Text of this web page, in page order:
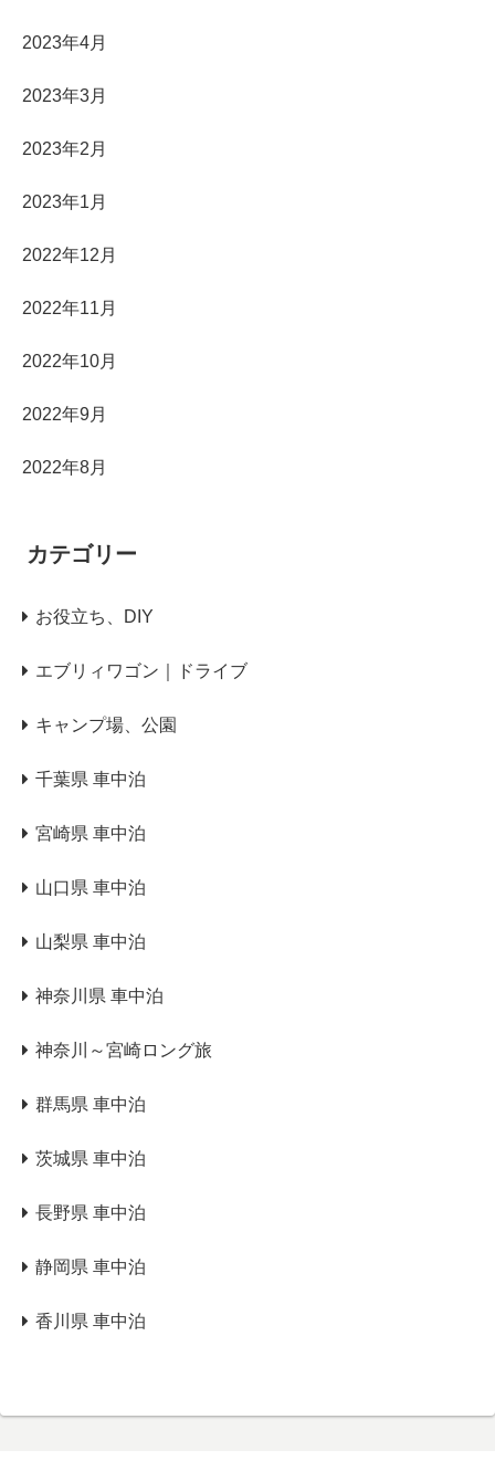
2023年4月
2023年3月
2023年2月
2023年1月
2022年12月
2022年11月
2022年10月
2022年9月
2022年8月
カテゴリー
お役立ち、DIY
エブリィワゴン｜ドライブ
キャンプ場、公園
千葉県 車中泊
宮崎県 車中泊
山口県 車中泊
山梨県 車中泊
神奈川県 車中泊
神奈川～宮崎ロング旅
群馬県 車中泊
茨城県 車中泊
長野県 車中泊
静岡県 車中泊
香川県 車中泊